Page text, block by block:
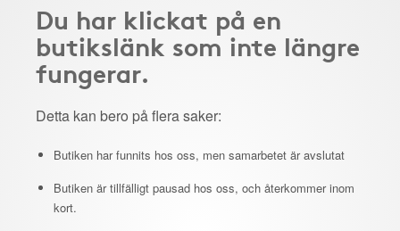
Du har klickat på en
butikslänk som inte längre
fungerar.
Detta kan bero på flera saker:
Butiken har funnits hos oss, men samarbetet är avslutat
Butiken är tillfälligt pausad hos oss, och återkommer inom
kort.